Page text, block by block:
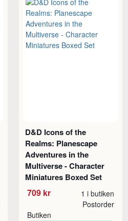
D&D Icons of the
Realms: Planescape
Adventures in the
Multiverse - Character
Miniatures Boxed Set
709 kr 1 i butiken
Butiken
Postorder